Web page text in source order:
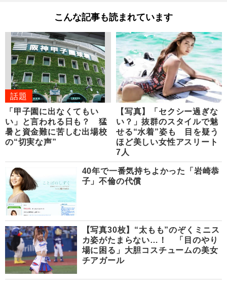
こんな記事も読まれています
話題
「甲子園に出なくてもい
い」と言われる日も？ 猛
暑と資金難に苦しむ出場校
の“切実な声”
【写真】「セクシー過ぎな
い？」抜群のスタイルで魅
せる“水着”姿も 目を疑う
ほど美しい女性アスリート
7人
40年で一番気持ちよかった「岩崎恭
子」不倫の代償
【写真30枚】“太もも”のぞくミニス
カ姿がたまらない…！ 「目のやり
場に困る」大胆コスチュームの美女
チアガール